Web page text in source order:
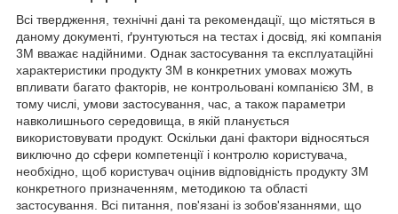
Всі твердження, технічні дані та рекомендації, що містяться в
даному документі, ґрунтуються на тестах і досвід, які компанія
3М вважає надійними. Однак застосування та експлуатаційні
характеристики продукту 3М в конкретних умовах можуть
впливати багато факторів, не контрольовані компанією 3М, в
тому числі, умови застосування, час, а також параметри
навколишнього середовища, в якій планується
використовувати продукт. Оскільки дані фактори відносяться
виключно до сфери компетенції і контролю користувача,
необхідно, щоб користувач оцінив відповідність продукту 3М
конкретного призначенням, методикою та області
застосування. Всі питання, пов'язані із зобов'язаннями, що